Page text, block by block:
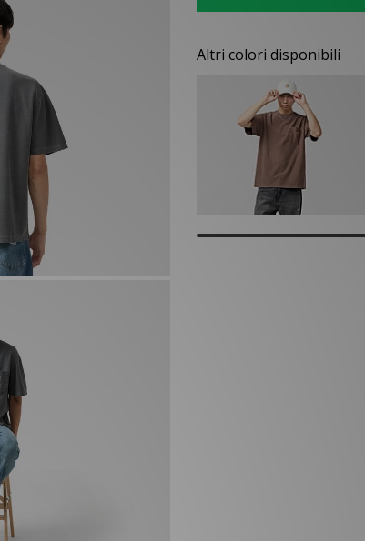
Altri colori disponibili